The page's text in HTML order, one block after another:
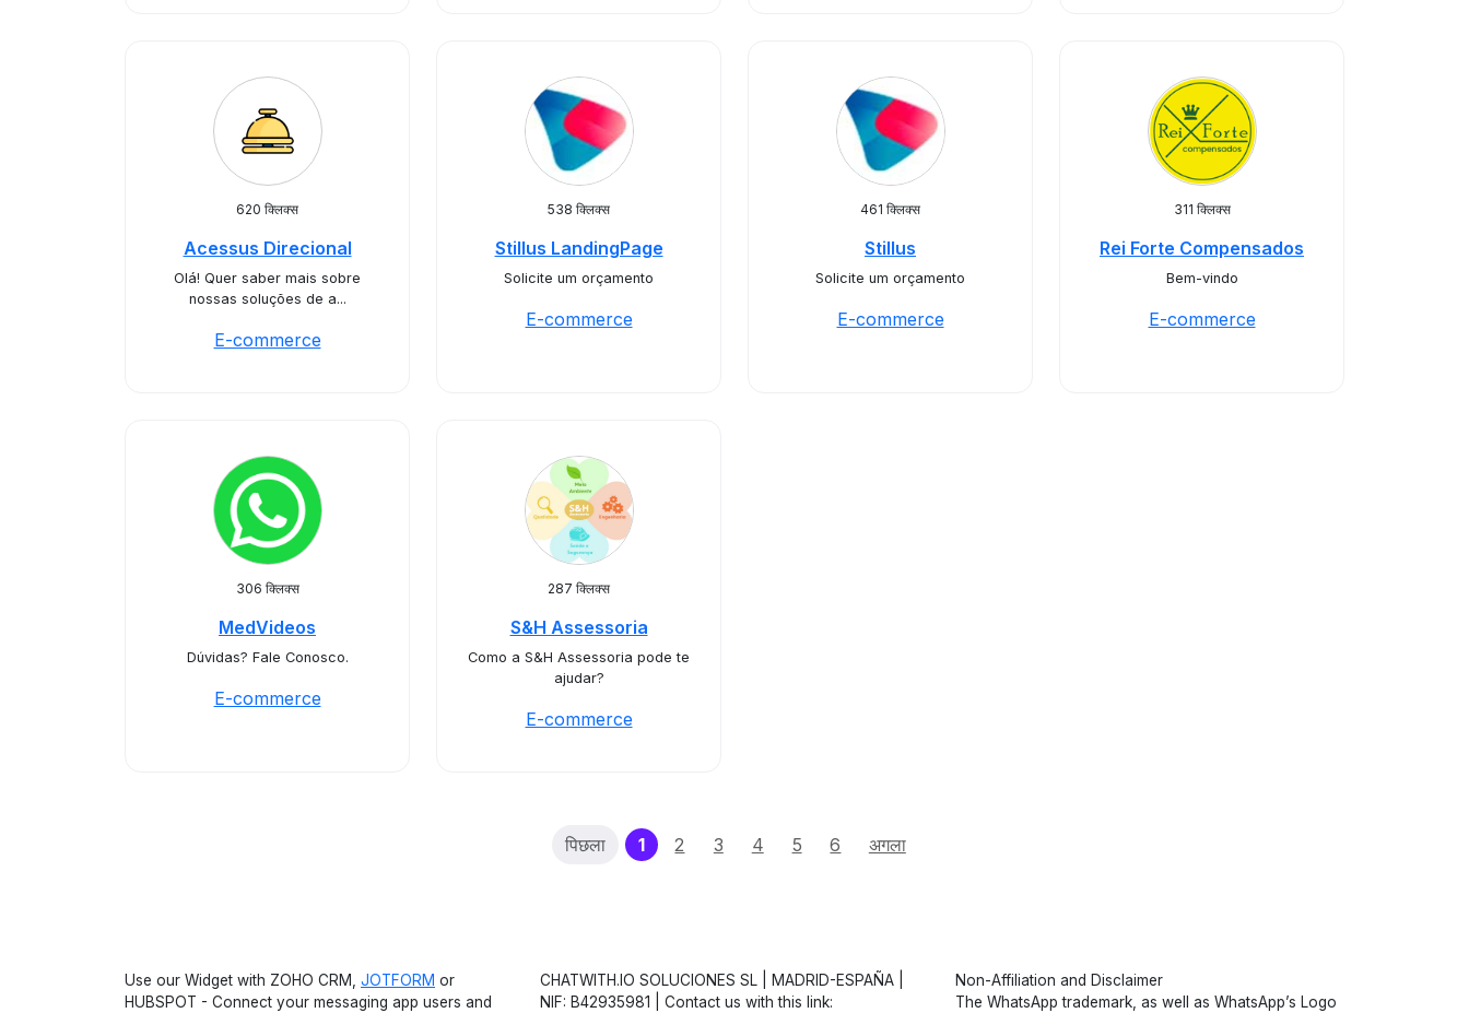
620 क्लिक्स
Acessus Direcional
Olá! Quer saber mais sobre
nossas soluções de a...
E-commerce
538 क्लिक्स
Stillus LandingPage
Solicite um orçamento
E-commerce
461 क्लिक्स
Stillus
Solicite um orçamento
E-commerce
311 क्लिक्स
Rei Forte Compensados
Bem-vindo
E-commerce
306 क्लिक्स
MedVideos
Dúvidas? Fale Conosco.
E-commerce
287 क्लिक्स
S&H Assessoria
Como a S&H Assessoria pode te
ajudar?
E-commerce
पिछला 1(current)
2 3 4 5 6 अगला
Use our Widget with ZOHO CRM, JOTFORM or
HUBSPOT - Connect your messaging app users and
CHATWITH.IO SOLUCIONES SL | MADRID-ESPAÑA |
NIF: B42935981 | Contact us with this link:
Non-Affiliation and Disclaimer
The WhatsApp trademark, as well as WhatsApp’s Logo